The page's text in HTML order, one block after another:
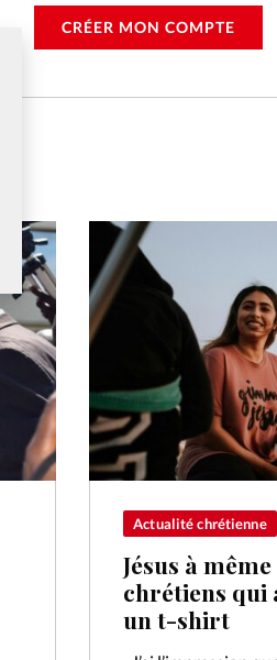
CRÉER MON COMPTE
Actualité chrétienne
Jésus à
chrétiens
un t-shirt